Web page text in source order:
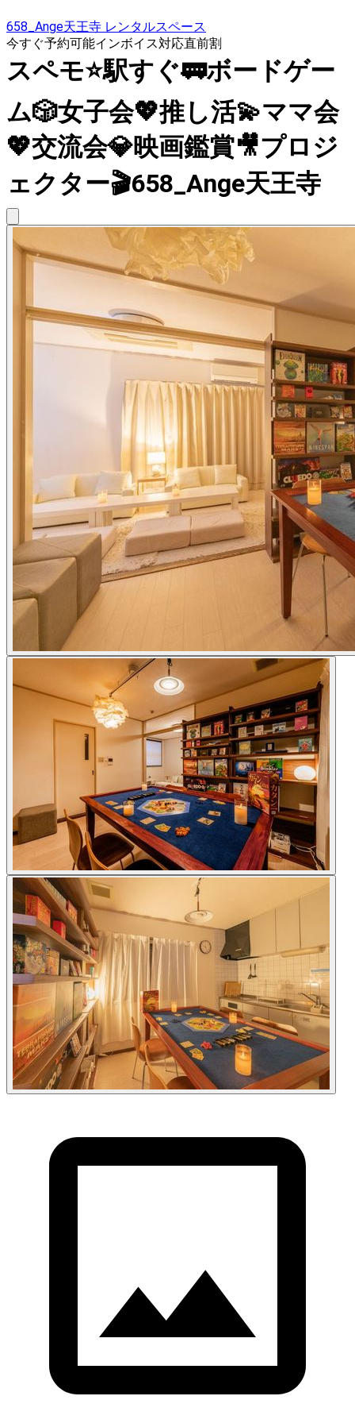
658_Ange天王寺 レンタルスペース
今すぐ予約可能インボイス対応直前割
スペモ⭐️駅すぐ🚃ボードゲー
ム🎲女子会💖推し活💫ママ会
💖交流会💎映画鑑賞🎥プロジ
ェクター🎬658_Ange天王寺